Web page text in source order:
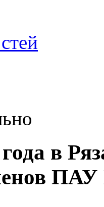
в